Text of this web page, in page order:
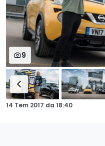
9
14 Tem 2017 da 18:40